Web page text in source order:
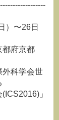
〜26日
府京都
科学会世
」